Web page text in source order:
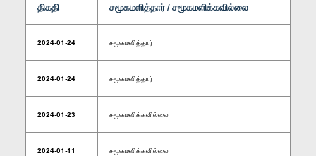
திகதி சமூகமளித்தார் / சமூகமளிக்கவில்லை
2024-01-24 சமூகமளித்தார்
2024-01-24 சமூகமளித்தார்
2024-01-23 சமூகமளிக்கவில்லை
2024-01-11 சமூகமளிக்கவில்லை